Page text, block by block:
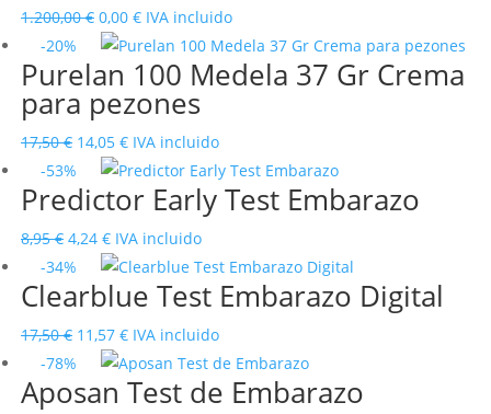
1.200,00€ El
precio
original
era:
0,00 €El
precio
actual
es:
IVA incluido
-20%
Purelan 100 Medela 37 Gr Crema
para pezones
17,50€ El
precio
original
17,50 €.
14,05 €El
precio
actual
IVA incluido
-53%
Predictor Early Test Embarazo
8,95€ El
precio
original
8,95 €.
4,24 €El
precio
actual
4,24 €.
IVA incluido
-34%
Clearblue Test Embarazo Digital
17,50€ El
precio
original
11,57 €El
precio
actual
IVA incluido
-78%
Aposan Test de Embarazo